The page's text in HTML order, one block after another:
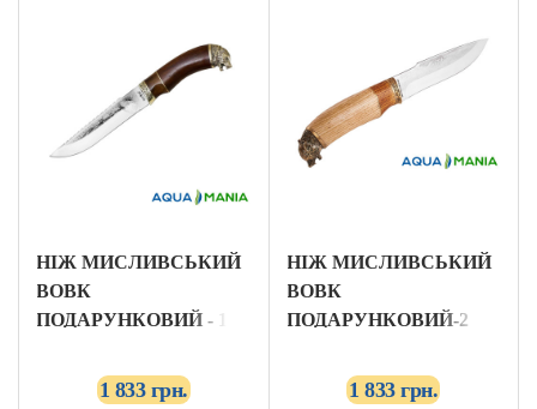
НІЖ МИСЛИВСЬКИЙ
ВОВК
ПОДАРУНКОВИЙ - 1
1 833 грн.
НІЖ МИСЛИВСЬКИЙ
ВОВК
ПОДАРУНКОВИЙ-2
1 833 грн.